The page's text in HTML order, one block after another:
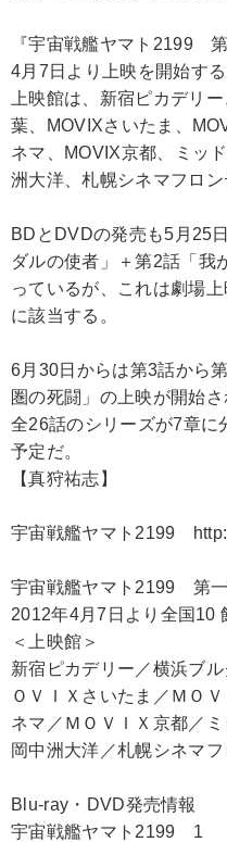
『宇宙戦艦ヤマト2199
4月7日より上映を開始する
上映館は、新宿ピカデリ
葉、MOVIXさいたま、
ネマ、MOVIX京都、ミッ
洲大洋、札幌シネマフロン
BDとDVDの発売も5月25
ダルの使者」＋第2話「我
っているが、これは劇場
に該当する。
6月30日からは第3話から
圏の死闘」の上映が開始さ
全26話のシリーズが7章に
予定だ。
【真狩祐志】
宇宙戦艦ヤマト2199
宇宙戦艦ヤマト2199 第一
2012年4月7日より全国10
＜上映館＞
新宿ピカデリー／横浜ブ
ＯＶＩＸさいたま／ＭＯ
ネマ／ＭＯＶＩＸ京都／
岡中洲大洋／札幌シネマ
Blu-ray・DVD発売情報
宇宙戦艦ヤマト2199 1